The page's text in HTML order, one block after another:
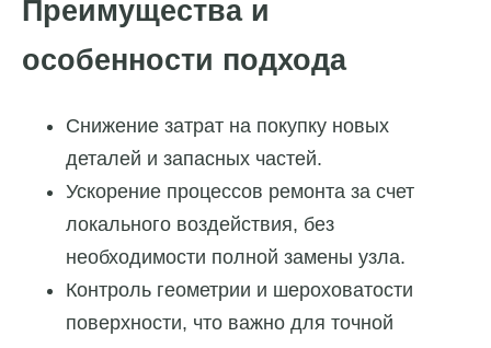
Преимущества и
особенности подхода
Снижение затрат на покупку новых
деталей и запасных частей.
Ускорение процессов ремонта за счет
локального воздействия, без
необходимости полной замены узла.
Контроль геометрии и шероховатости
поверхности, что важно для точной